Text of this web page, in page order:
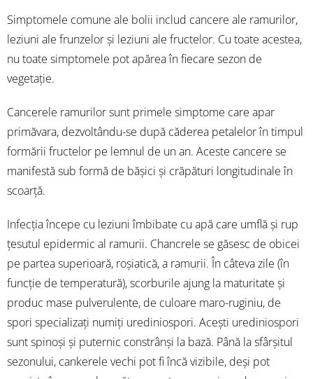
Simptomele comune ale bolii includ cancere ale ramurilor,
leziuni ale frunzelor și leziuni ale fructelor. Cu toate acestea,
nu toate simptomele pot apărea în fiecare sezon de
vegetație.
Cancerele ramurilor sunt primele simptome care apar
primăvara, dezvoltându-se după căderea petalelor în timpul
formării fructelor pe lemnul de un an. Aceste cancere se
manifestă sub formă de bășici și crăpături longitudinale în
scoarță.
Infecția începe cu leziuni îmbibate cu apă care umflă și rup
țesutul epidermic al ramurii. Chancrele se găsesc de obicei
pe partea superioară, roșiatică, a ramurii. În câteva zile (în
funcție de temperatură), scorburile ajung la maturitate și
produc mase pulverulente, de culoare maro-ruginiu, de
spori specializați numiți urediniospori. Acești urediniospori
sunt spinoși și puternic constrânși la bază. Până la sfârșitul
sezonului, cankerele vechi pot fi încă vizibile, deși pot